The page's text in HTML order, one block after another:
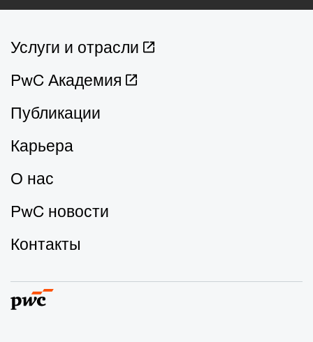
Услуги и отрасли
PwC Академия
Публикации
Карьера
О нас
PwC новости
Контакты